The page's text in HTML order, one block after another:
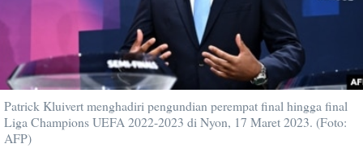
Patrick Kluivert menghadiri pengundian perempat final hingga final
Liga Champions UEFA 2022-2023 di Nyon, 17 Maret 2023. (Foto:
AFP)